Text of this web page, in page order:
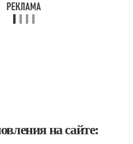
на сайте: